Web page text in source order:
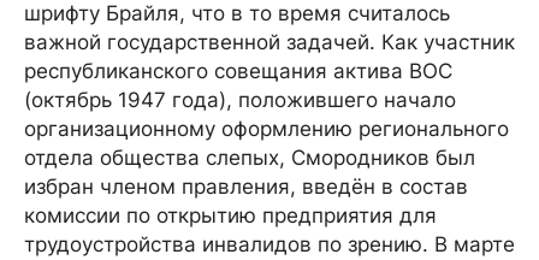
шрифту Брайля, что в то время считалось
важной государственной задачей. Как участник
республиканского совещания актива ВОС
(октябрь 1947 года), положившего начало
организационному оформлению регионального
отдела общества слепых, Смородников был
избран членом правления, введён в состав
комиссии по открытию предприятия для
трудоустройства инвалидов по зрению. В марте